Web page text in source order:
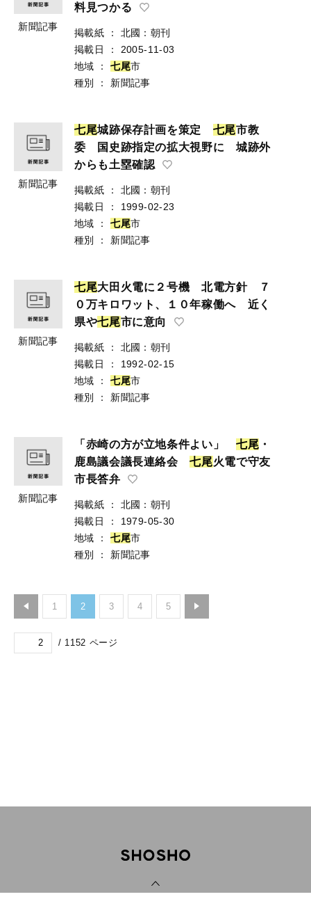
新聞記事
料見つかる
掲載紙 ：
北國：朝刊
掲載日
：
2005-11-03
地域
： 七尾市
種別
： 新聞記事
新聞記事
七尾城跡保存計画を策定 七尾市教
委 国史跡指定の拡大視野に 城跡外
からも土塁確認
掲載紙 ：
北國：朝刊
掲載日
：
1999-02-23
地域
： 七尾市
種別
： 新聞記事
新聞記事
七尾大田火電に２号機 北電方針 ７
０万キロワット、１０年稼働へ 近く
県や七尾市に意向
掲載紙 ：
北國：朝刊
掲載日
：
1992-02-15
地域
： 七尾市
種別
： 新聞記事
新聞記事
「赤崎の方が立地条件よい」 七尾 ・
鹿島議会議長連絡会七尾火電で守友
市長答弁
掲載紙 ：
北國：朝刊
掲載日
：
1979-05-30
地域
： 七尾市
種別
： 新聞記事
1 2 3 4 5
/ 1152 ページ